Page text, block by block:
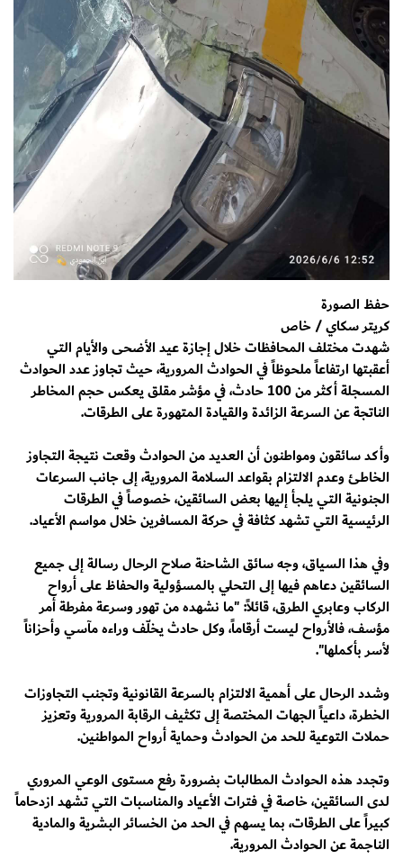
حفظ الصورة
كريتر سكاي / خاص
شهدت مختلف المحافظات خلال إجازة عيد الأضحى والأيام التي
أعقبتها ارتفاعاً ملحوظاً في الحوادث المرورية، حيث تجاوز عدد الحوادث
المسجلة أكثر من 100 حادث، في مؤشر مقلق يعكس حجم المخاطر
الناتجة عن السرعة الزائدة والقيادة المتهورة على الطرقات.
وأكد سائقون ومواطنون أن العديد من الحوادث وقعت نتيجة التجاوز
الخاطئ وعدم الالتزام بقواعد السلامة المرورية، إلى جانب السرعات
الجنونية التي يلجأ إليها بعض السائقين، خصوصاً في الطرقات
الرئيسية التي تشهد كثافة في حركة المسافرين خلال مواسم الأعياد.
وفي هذا السياق، وجه سائق الشاحنة صلاح الرحال رسالة إلى جميع
السائقين دعاهم فيها إلى التحلي بالمسؤولية والحفاظ على أرواح
الركاب وعابري الطرق، قائلاً: "ما نشهده من تهور وسرعة مفرطة أمر
مؤسف، فالأرواح ليست أرقاماً، وكل حادث يخلّف وراءه مآسي وأحزاناً
لأسر بأكملها".
وشدد الرحال على أهمية الالتزام بالسرعة القانونية وتجنب التجاوزات
الخطرة، داعياً الجهات المختصة إلى تكثيف الرقابة المرورية وتعزيز
حملات التوعية للحد من الحوادث وحماية أرواح المواطنين.
وتجدد هذه الحوادث المطالبات بضرورة رفع مستوى الوعي المروري
لدى السائقين، خاصة في فترات الأعياد والمناسبات التي تشهد ازدحاماً
كبيراً على الطرقات، بما يسهم في الحد من الخسائر البشرية والمادية
الناجمة عن الحوادث المرورية.